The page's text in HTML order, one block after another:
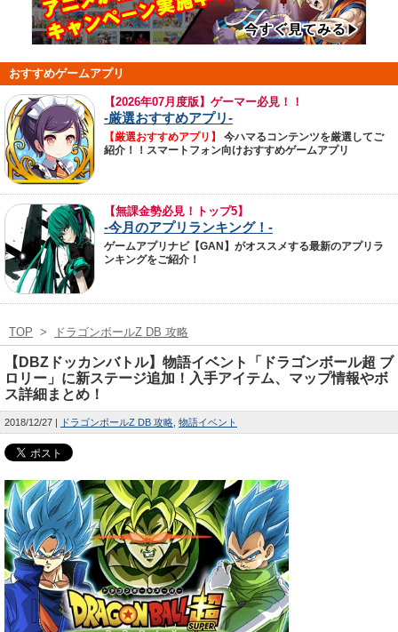
おすすめゲームアプリ
【2026年07月度版】ゲーマー必見！！
-厳選おすすめアプリ-
【厳選おすすめアプリ】
今ハマるコンテンツを厳選してご
紹介！！スマートフォン向けおすすめゲームアプリ
【無課金勢必見！トップ5】
-今月のアプリランキング！-
ゲームアプリナビ【GAN】がオススメする最新のアプリラ
ンキングをご紹介！
TOP > ドラゴンボールZ DB 攻略
【DBZドッカンバトル】物語イベント「ドラゴンボール超 ブ
ロリー」に新ステージ追加！入手アイテム、マップ情報やボ
ス詳細まとめ！
2018/12/27 ドラゴンボールZ DB 攻略 物語イベント